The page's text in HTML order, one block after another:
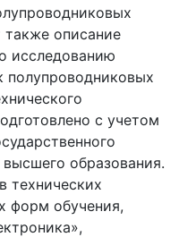
также описание
исследованию
полупроводниковых
с учетом
образования.
технических
форм обучения,